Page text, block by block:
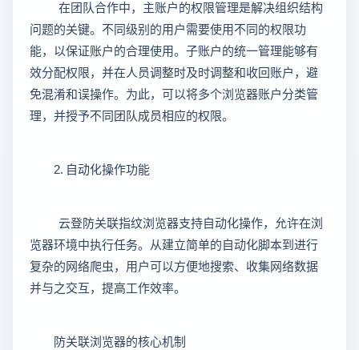
在团队合作中，主账户的权限管理是解决组织结构
问题的关键。不同级别的用户需要使用不同的权限功
能，以保证账户的合理使用。子账户的统一管理能够有
效分配权限，并在人员调整时及时调整和收回账户，避
免混淆和误操作。为此，可以将多个浏览器账户分类管
理，并授予不同团队成员相应的权限。
2. 自动化操作功能
云登防关联指纹浏览器支持自动化操作，允许在浏
览器环境中执行任务。从建立简单的自动化脚本到进行
复杂的网络爬虫，用户可以方便地搜索、收集网络数据
并与之交互，提高工作效率。
防关联浏览器的核心机制